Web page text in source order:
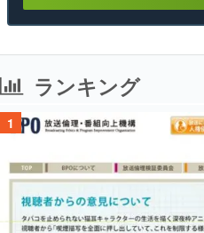
ランキング
1